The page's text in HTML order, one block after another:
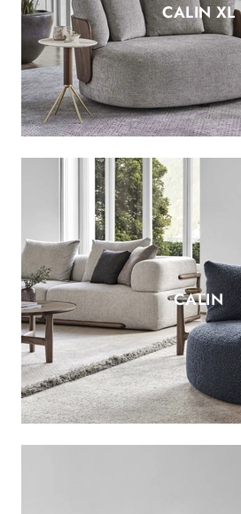
CALIN XL
CALIN